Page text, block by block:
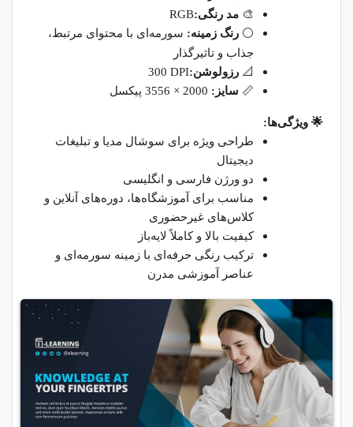
🎨 مد رنگی:
RGB
⚪ رنگ زمینه: سورمه‌ای با محتوای مرتبط،
جذاب و تاثیرگذار
📐 رزولوشن:
300 DPI
📏 سایز :
3556 × 2000 پیکسل
🌟 ویژگی‌ها:
طراحی ویژه برای سوشال مدیا و تبلیغات
دیجیتال
دو ورژن فارسی و انگلیسی
مناسب برای آموزشگاه‌ها، دوره‌های آنلاین و
کلاس‌های غیرحضوری
کیفیت بالا و کاملاً لایه‌باز
ترکیب رنگی حرفه‌ای با زمینه سورمه‌ای و
عناصر آموزشی مدرن